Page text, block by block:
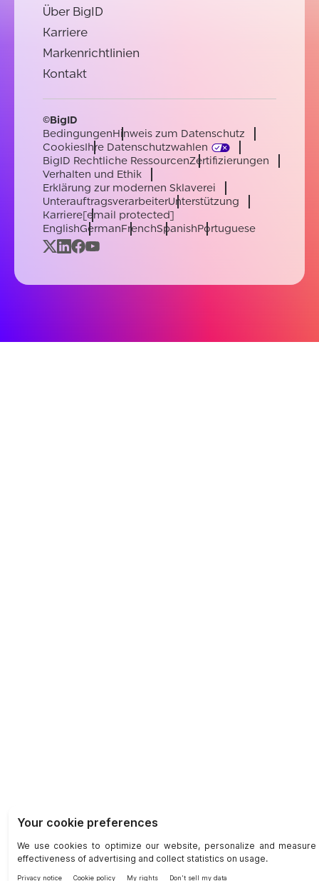
Über BigID
Karriere
Markenrichtlinien
Kontakt
©BigID
BedingungenHinweis zum Datenschutz
CookiesIhre Datenschutzwahlen
BigID Rechtliche RessourcenZertifizierungen
Verhalten und Ethik
Erklärung zur modernen Sklaverei
UnterauftragsverarbeiterUnterstützung
Karriere[email protected]
EnglishGermanFrenchSpanishPortuguese